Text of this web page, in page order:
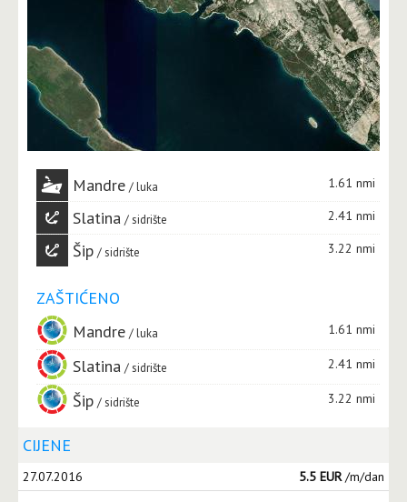
Mandre luka 1.61 nmi
Slatina sidrište 2.41 nmi
Šip
ZAŠTIĆENO
Mandre
luka 1.61 nmi
Slatina sidrište 2.41 nmi
CIJENE